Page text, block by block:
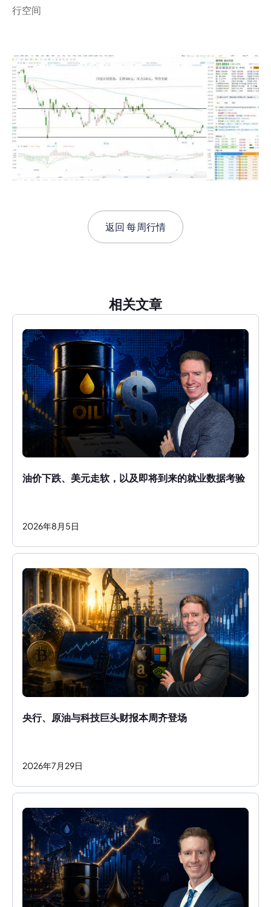
行空间
返回每周行情
相关文章
油价下跌、美元走软，以及即将到来的就业数据考验
2026年8 月 5日
央行、原油与科技巨头财报本周齐登场
2026年7 月 29日